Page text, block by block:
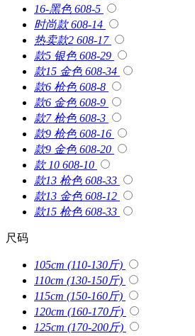
16-黑色 608-5
时尚款 608-14
热卖款2 608-17
款5 银色 608-29
款15 金色 608-34
款6 枪色 608-8
款6 金色 608-9
款7 枪色 608-3
款9 枪色 608-16
款9 金色 608-20
款 10 608-10
款13 枪色 608-33
款13 金色 608-12
款15 枪色 608-33
尺码
105cm (110-130斤)
110cm (130-150斤)
115cm (150-160斤)
120cm (160-170斤)
125cm (170-200斤)